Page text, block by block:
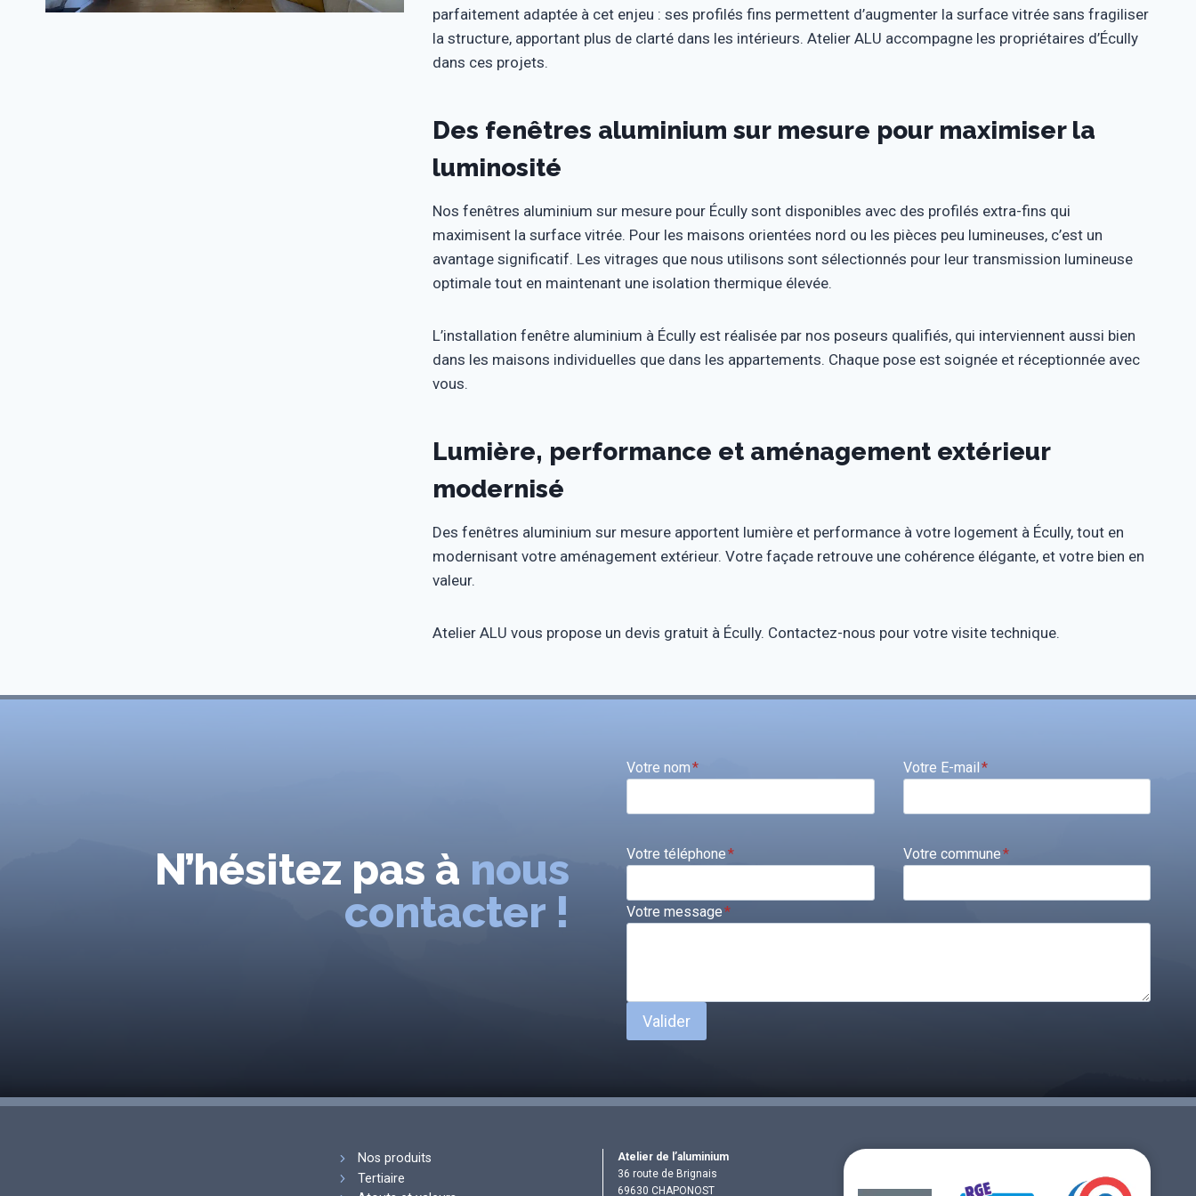
parfaitement adaptée à cet enjeu : ses profilés fins permettent d’augmenter la surface vitrée sans fragiliser
la structure, apportant plus de clarté dans les intérieurs. Atelier ALU accompagne les propriétaires d’Écully
dans ces projets.
Des fenêtres aluminium sur mesure pour maximiser la
luminosité
Nos fenêtres aluminium sur mesure pour Écully sont disponibles avec des profilés extra-fins qui
maximisent la surface vitrée. Pour les maisons orientées nord ou les pièces peu lumineuses, c’est un
avantage significatif. Les vitrages que nous utilisons sont sélectionnés pour leur transmission lumineuse
optimale tout en maintenant une isolation thermique élevée.
L’installation fenêtre aluminium à Écully est réalisée par nos poseurs qualifiés, qui interviennent aussi bien
dans les maisons individuelles que dans les appartements. Chaque pose est soignée et réceptionnée avec
vous.
Lumière, performance et aménagement extérieur
modernisé
Des fenêtres aluminium sur mesure apportent lumière et performance à votre logement à Écully, tout en
modernisant votre aménagement extérieur. Votre façade retrouve une cohérence élégante, et votre bien en
valeur.
Atelier ALU vous propose un devis gratuit à Écully. Contactez-nous pour votre visite technique.
N’hésitez pas à nous
contacter !
Votre nom* Votre E-mail*
Votre téléphone* Votre commune*
Votre message*
Valider
Nos produits
Tertiaire
Atelier de l’aluminium
36 route de Brignais
69630 CHAPONOST